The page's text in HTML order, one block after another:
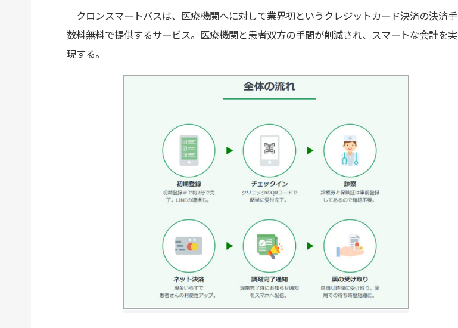
クロンスマートパスは、医療機関へに対して業界初というクレジットカード決済の決済手
数料無料で提供するサービス。医療機関と患者双方の手間が削減され、スマートな会計を実
現する。